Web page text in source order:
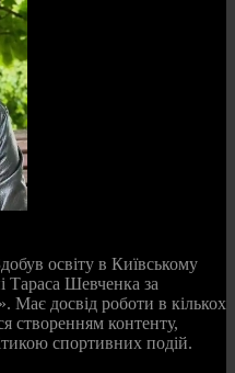
освіту в Київському
Тараса Шевченка за
Має досвід роботи в кількох
створенням контенту,
спортивних подій.